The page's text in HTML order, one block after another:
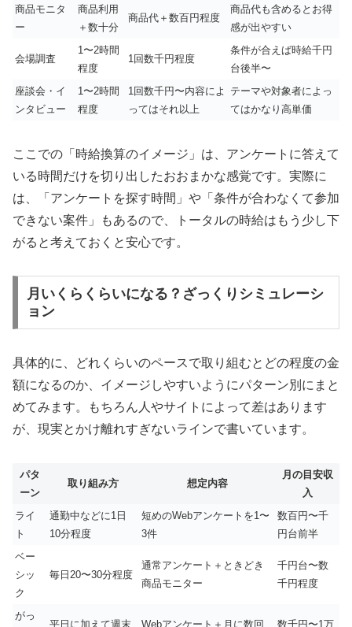
商品モニタ
ー
商品利用
＋数十分
商品代＋数百円程度
商品代も含めるとお得
感が出やすい
会場調査
1〜2時間
程度
1回数千円程度
条件が合えば時給千円
台後半〜
座談会・イ
ンタビュー
1〜2時間
程度
1回数千円〜内容によ
ってはそれ以上
テーマや対象者によっ
てはかなり高単価
ここでの「時給換算のイメージ」は、アンケートに答えて
いる時間だけを切り出したおおまかな感覚です。実際に
は、「アンケートを探す時間」や「条件が合わなくて参加
できない案件」もあるので、トータルの時給はもう少し下
がると考えておくと安心です。
月いくらくらいになる？ざっくりシミュレーシ
ョン
具体的に、どれくらいのペースで取り組むとどの程度の金
額になるのか、イメージしやすいようにパターン別にまと
めてみます。もちろん人やサイトによって差はあります
が、現実とかけ離れすぎないラインで書いています。
パタ
ーン
取り組み方 想定内容
月の目安収
入
ライ
ト
通勤中などに1日
10分程度
短めのWebアンケートを1〜
3件
数百円〜千
円台前半
ベー
シッ
ク
毎日20〜30分程度
通常アンケート＋ときどき
商品モニター
千円台〜数
千円程度
がっ
平日に加えて週末
Webアンケート＋月に数回
数千円〜1万